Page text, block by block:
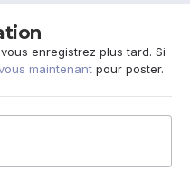
enregistrez plus tard. Si
maintenant pour poster.